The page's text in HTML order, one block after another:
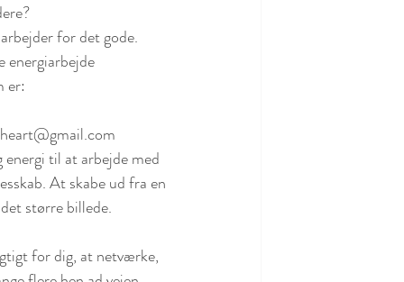
for det gode.
energiarbejde
er:
til at arbejde med
At skabe ud fra en
større billede.